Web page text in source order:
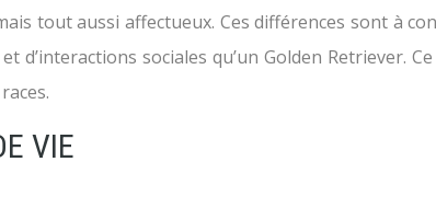
tout aussi affectueux. Ces différences sont à
sociales qu’un Golden Retriever.
VIE